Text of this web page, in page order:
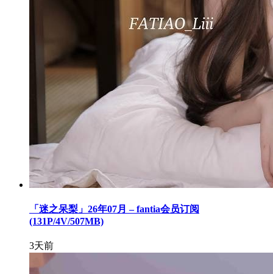
「迷之呆梨」26年07月 – fantia会员订阅
(131P/4V/507MB)
3天前